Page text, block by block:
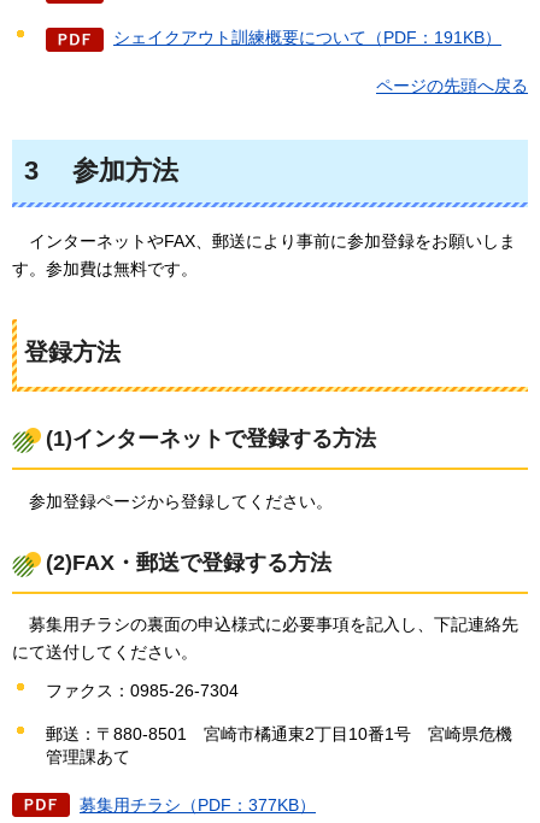
シェイクアウト訓練概要について（PDF：191KB）
ページの先頭へ戻る
3 参加方法
インターネットやFAX、郵送により事前に参加登録をお願いしま
す。参加費は無料です。
登録方法
(1)インターネットで登録する方法
参加登録ページから登録してください。
(2)FAX・郵送で登録する方法
募集用チラシの裏面の申込様式に必要事項を記入し、下記連絡先
にて送付してください。
ファクス：0985-26-7304
郵送：〒880-8501 宮崎市橘通東2丁目10番1号 宮崎県危機
管理課あて
募集用チラシ（PDF：377KB）